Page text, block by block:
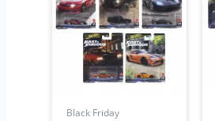
Black Friday